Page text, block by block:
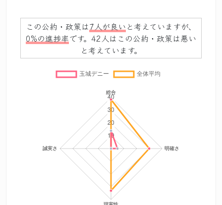
この公約・政策は7人が良い と考えていますが、
0%の進捗率です。42人はこの公約・政策は悪い
と考えています。